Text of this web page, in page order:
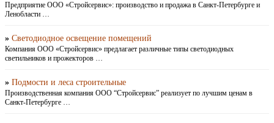
Предприятие ООО «Стройсервис»: производство и продажа в Санкт-Петербурге и
Ленобласти …
» Светодиодное освещение помещений
Компания ООО «Стройсервис» предлагает различные типы светодиодных
светильников и прожекторов …
» Подмости и леса строительные
Производственная компания ООО “Стройсервис” реализует по лучшим ценам в
Санкт-Петербурге …